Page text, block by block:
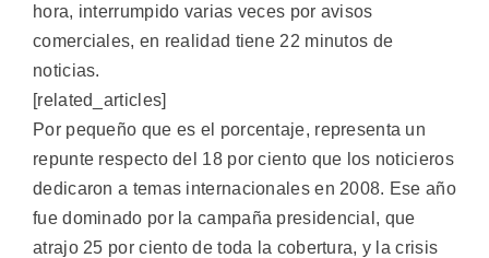
hora, interrumpido varias veces por avisos
comerciales, en realidad tiene 22 minutos de
noticias.
[related_articles]
Por pequeño que es el porcentaje, representa un
repunte respecto del 18 por ciento que los noticieros
dedicaron a temas internacionales en 2008. Ese año
fue dominado por la campaña presidencial, que
atrajo 25 por ciento de toda la cobertura, y la crisis